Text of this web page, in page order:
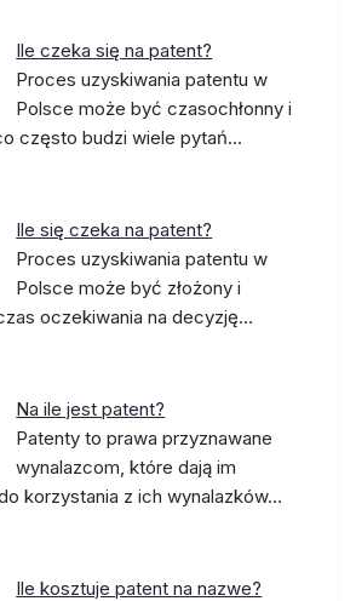
Ile czeka się na patent?
Proces uzyskiwania patentu w
Polsce może być czasochłonny i
często budzi wiele pytań…
Ile się czeka na patent?
Proces uzyskiwania patentu w
Polsce może być złożony i
oczekiwania na decyzję…
Na ile jest patent?
Patenty to prawa przyznawane
wynalazcom, które dają im
korzystania z ich wynalazków…
Ile kosztuje patent na nazwe?